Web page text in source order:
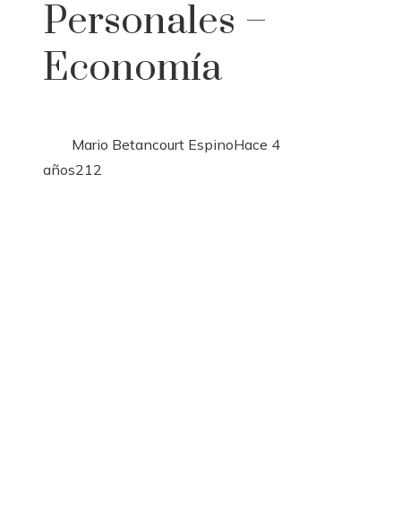
Personales –
Economía
Mario Betancourt EspinoHace 4
años212